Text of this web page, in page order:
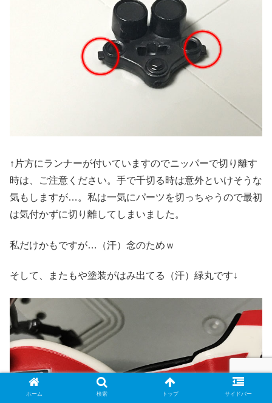
↑片方にランナーが付いていますのでニッパーで切り離す
時は、ご注意ください。手で千切る時は意外といけそうな
気もしますが…。私は一気にパーツを切っちゃうので最初
は気付かずに切り離してしまいました。
私だけかもですが…（汗）念のためｗ
そして、またもや塗装がはみ出てる（汗）緑丸です↓
ホーム 検索 トップ サイドバー